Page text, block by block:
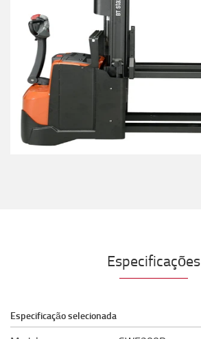
Especificações
Especificação selecionada